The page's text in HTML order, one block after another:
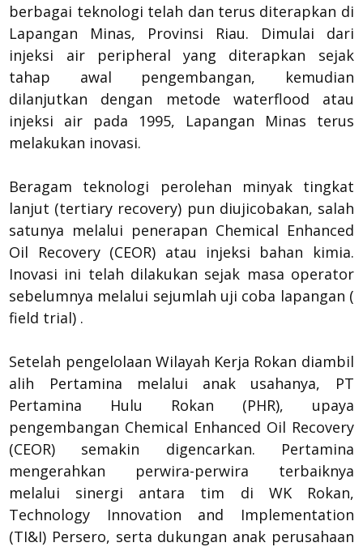
berbagai teknologi telah dan terus diterapkan di
Lapangan Minas, Provinsi Riau. Dimulai dari
injeksi air peripheral yang diterapkan sejak
tahap awal pengembangan, kemudian
dilanjutkan dengan metode waterflood atau
injeksi air pada 1995, Lapangan Minas terus
melakukan inovasi.
Beragam teknologi perolehan minyak tingkat
lanjut (tertiary recovery) pun diujicobakan, salah
satunya melalui penerapan Chemical Enhanced
Oil Recovery (CEOR) atau injeksi bahan kimia.
Inovasi ini telah dilakukan sejak masa operator
sebelumnya melalui sejumlah uji coba lapangan (
field trial) .
Setelah pengelolaan Wilayah Kerja Rokan diambil
alih Pertamina melalui anak usahanya, PT
Pertamina Hulu Rokan (PHR), upaya
pengembangan Chemical Enhanced Oil Recovery
(CEOR) semakin digencarkan. Pertamina
mengerahkan perwira-perwira terbaiknya
melalui sinergi antara tim di WK Rokan,
Technology Innovation and Implementation
(TI&I) Persero, serta dukungan anak perusahaan